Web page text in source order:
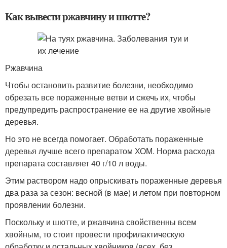
Как вывести ржавчину и шютте?
Ржавчина
Чтобы остановить развитие болезни, необходимо
обрезать все пораженные ветви и сжечь их, чтобы
предупредить распространение ее на другие хвойные
деревья.
Но это не всегда помогает. Обработать пораженные
деревья лучше всего препаратом ХОМ. Норма расхода
препарата составляет 40 г/10 л воды.
Этим раствором надо опрыскивать пораженные деревья
два раза за сезон: весной (в мае) и летом при повторном
проявлении болезни.
Поскольку и шютте, и ржавчина свойственны всем
хвойным, то стоит провести профилактическую